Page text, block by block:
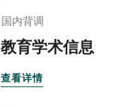
国内背调
教育学术信息
查看详情